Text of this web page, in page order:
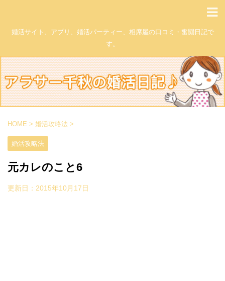
婚活サイト、アプリ、婚活パーティー、相席屋の口コミ・奮闘日記で
す。
HOME > 婚活攻略法 >
婚活攻略法
元カレのこと6
更新日： 2015年10月17日